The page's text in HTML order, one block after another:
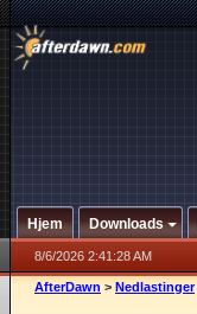
Hjem Downloads
8/6/2026 2:41:28 AM
AfterDawn > Nedlastinger